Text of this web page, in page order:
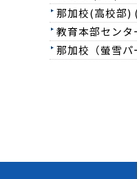
那加校(高校部)
教育本部センタ
那加校（螢雪